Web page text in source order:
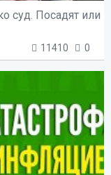
суд. Посадят или
11410 0